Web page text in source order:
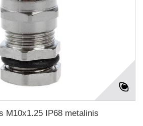
M10x1.25 IP68 metalinis